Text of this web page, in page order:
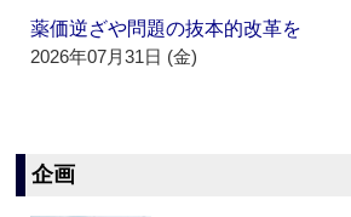
薬価逆ざや問題の抜本的改革を
2026年07月31日 (金)
企画